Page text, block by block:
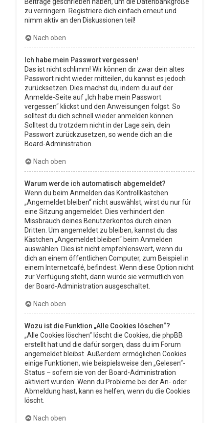
zu verringern. Registriere dich einfach erneut und
nimm aktiv an den Diskussionen teil!
Nach oben
Ich habe mein Passwort vergessen!
Das ist nicht schlimm! Wir können dir zwar dein altes
Passwort nicht wieder mitteilen, du kannst es jedoch
zurücksetzen. Dies machst du, indem du auf der
Anmelde-Seite auf „Ich habe mein Passwort
vergessen“ klickst und den Anweisungen folgst. So
solltest du dich schnell wieder anmelden können.
Solltest du trotzdem nicht in der Lage sein, dein
Passwort zurückzusetzen, so wende dich an die
Board-Administration.
Nach oben
Warum werde ich automatisch abgemeldet?
Wenn du beim Anmelden das Kontrollkästchen
„Angemeldet bleiben“ nicht auswählst, wirst du nur für
eine Sitzung angemeldet. Dies verhindert den
Missbrauch deines Benutzerkontos durch einen
Dritten. Um angemeldet zu bleiben, kannst du das
Kästchen „Angemeldet bleiben“ beim Anmelden
auswählen. Dies ist nicht empfehlenswert, wenn du
dich an einem öffentlichen Computer, zum Beispiel in
einem Internetcafé, befindest. Wenn diese Option nicht
zur Verfügung steht, dann wurde sie vermutlich von
der Board-Administration ausgeschaltet.
Nach oben
Wozu ist die Funktion „Alle Cookies löschen“?
„Alle Cookies löschen“ löscht die Cookies, die phpBB
erstellt hat und die dafür sorgen, dass du im Forum
angemeldet bleibst. Außerdem ermöglichen Cookies
einige Funktionen, wie beispielsweise den „Gelesen“-
Status – sofern sie von der Board-Administration
aktiviert wurden. Wenn du Probleme bei der An- oder
Abmeldung hast, kann es helfen, wenn du die Cookies
löscht.
Nach oben